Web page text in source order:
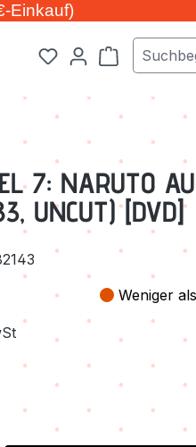
Einkauf)
7: NARUTO
UNCUT) [DVD]
Weniger
verfügbar.)